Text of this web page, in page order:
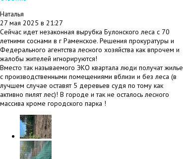
Наталья
27 мая 2025 в 21:27
Сейчас идет незаконная вырубка Булонского леса с 70
летними соснами в г Раменское. Решения прокуратуры и
Федерального агентства лесного хозяйства как впрочем и
жалобы жителей игнорируются!
Вместо так называемого ЭКО квартала люди получат жилье
с производственными помещениями вблизи и без леса (в
лучшем случае оставят 5 деревьев судя по тому как
активно пилят лес)! В городе и так не осталось лесного
массива кроме городского парка !